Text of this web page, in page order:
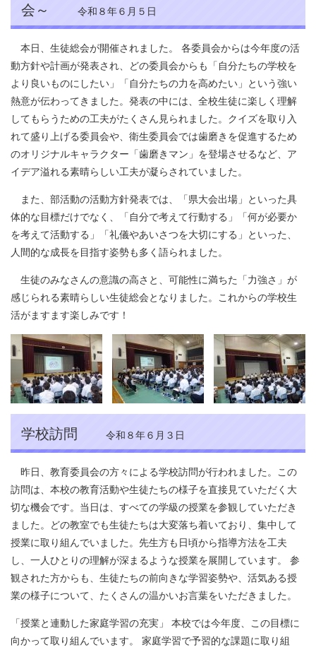
会～
令和８年６月５日
本日、生徒総会が開催されました。 各委員会からは今年度の活
動方針や計画が発表され、どの委員会からも「自分たちの学校を
より良いものにしたい」「自分たちの力を高めたい」という強い
熱意が伝わってきました。発表の中には、全校生徒に楽しく理解
してもらうための工夫がたくさん見られました。クイズを取り入
れて盛り上げる委員会や、衛生委員会では歯磨きを促進するため
のオリジナルキャラクター「歯磨きマン」を登場させるなど、ア
イデア溢れる素晴らしい工夫が凝らされていました。
また、部活動の活動方針発表では、「県大会出場」といった具
体的な目標だけでなく、「自分で考えて行動する」「何が必要か
を考えて活動する」「礼儀やあいさつを大切にする」といった、
人間的な成長を目指す姿勢も多く語られました。
生徒のみなさんの意識の高さと、可能性に満ちた「力強さ」が
感じられる素晴らしい生徒総会となりました。これからの学校生
活がますます楽しみです！
学校訪問 令和８年６月３日
昨日、教育委員会の方々による学校訪問が行われました。この
訪問は、本校の教育活動や生徒たちの様子を直接見ていただく大
切な機会です。当日は、すべての学級の授業を参観していただき
ました。どの教室でも生徒たちは大変落ち着いており、集中して
授業に取り組んでいました。先生方も日頃から指導方法を工夫
し、一人ひとりの理解が深まるような授業を展開しています。 参
観された方からも、生徒たちの前向きな学習姿勢や、活気ある授
業の様子について、たくさんの温かいお言葉をいただきました。
「授業と連動した家庭学習の充実」 本校では今年度、この目標に
向かって取り組んでいます。 家庭学習で予習的な課題に取り組